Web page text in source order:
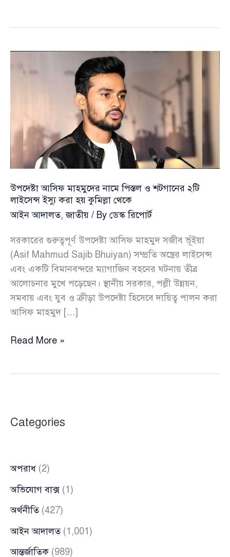
উপদেষ্টা আসিফ মাহমুদের নামে পিস্তল ও শটগানের ২টি
লাইসেন্স ইস্যু করা হয় কুমিল্লা থেকে
আইন আদালত,জাতীয় / By ডেস্ক রিপোর্ট
সরকারের গুরুত্বপূর্ণ উপদেষ্টা আসিফ মাহমুদ সজীব ভূঁইয়া
(Asif Mahmud Sajib Bhuiyan) সম্প্রতি অস্ত্রের লাইসেন্স
এবং একটি বিমানবন্দরে ম্যাগাজিন বহনের ঘটনায় তীব্র
আলোচনার মুখে পড়েছেন। স্থানীয় সরকার, পল্লী উন্নয়ন,
সমবায় এবং যুব ও ক্রীড়া উপদেষ্টা হিসেবে দায়িত্ব পালন করা
আসিফ মাহমুদ […]
উপদেষ্টা
শটগানের
ইস্যু
করা
কুমিল্লা
থেকে
Read More »
Categories
অপরাধ (2)
অভিযোগ বাক্স(1)
অর্থনীতি(427)
আইন আদালত(1,001)
আন্তর্জাতিক (989)